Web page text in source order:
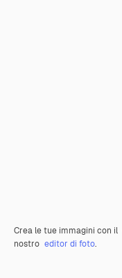
Crea le tue immagini con il
nostro editor di foto.